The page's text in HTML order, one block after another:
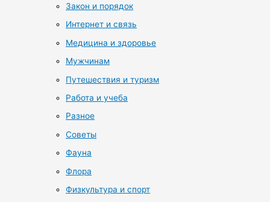
Закон и порядок
Интернет и связь
Медицина и здоровье
Мужчинам
Путешествия и туризм
Работа и учеба
Разное
Советы
Фауна
Флора
Физкультура и спорт